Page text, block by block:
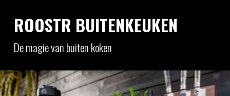
De magie van buiten koken
Buiten leven, koken en lekker eten verbindt ons.